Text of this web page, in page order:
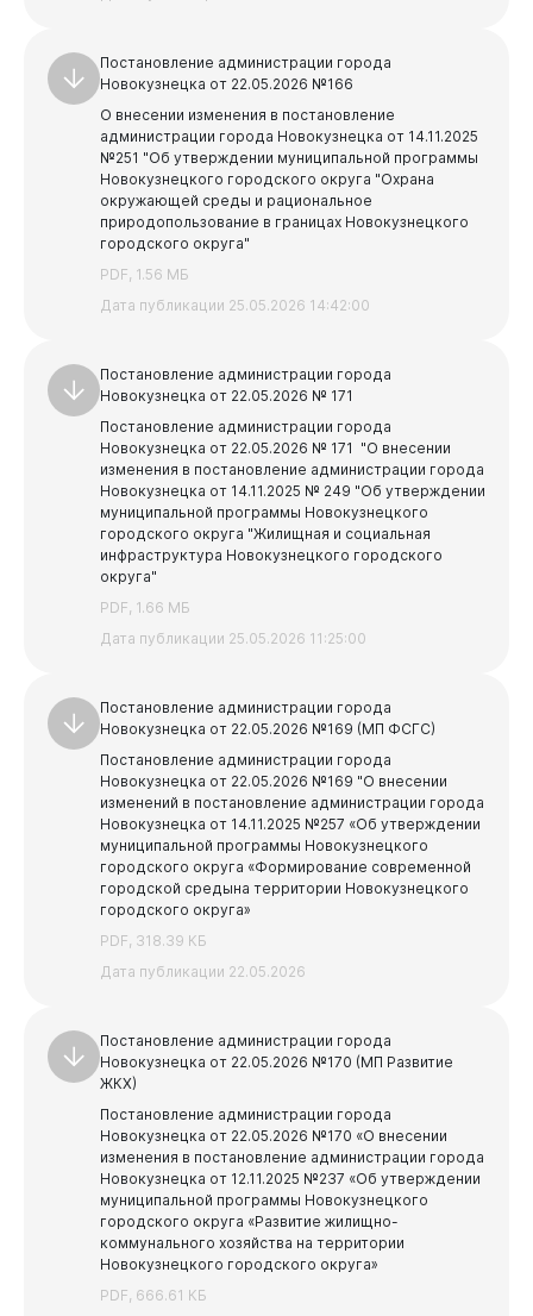
Виртуальная приемная
Постановление администрации города
Новокузнецка от 22.05.2026 №166
О внесении изменения в постановление
администрации города Новокузнецка от 14.11.2025
№251 "Об утверждении муниципальной программы
Новокузнецкого городского округа "Охрана
окружающей среды и рациональное
природопользование в границах Новокузнецкого
городского округа"
PDF, 1.56 МБ
Дата публикации 25.05.2026 14:42:00
Постановление администрации города
Новокузнецка от 22.05.2026 № 171
Постановление администрации города
Новокузнецка от 22.05.2026 № 171 "О внесении
изменения в постановление администрации города
Новокузнецка от 14.11.2025 № 249 "Об утверждении
муниципальной программы Новокузнецкого
городского округа "Жилищная и социальная
инфраструктура Новокузнецкого городского
округа"
PDF, 1.66 МБ
Дата публикации 25.05.2026 11:25:00
Постановление администрации города
Новокузнецка от 22.05.2026 №169 (МП ФСГС)
Постановление администрации города
Новокузнецка от 22.05.2026 №169 "О внесении
изменений в постановление администрации города
Новокузнецка от 14.11.2025 №257 «Об утверждении
муниципальной программы Новокузнецкого
городского округа «Формирование современной
городской средына территории Новокузнецкого
городского округа»
PDF, 318.39 КБ
Дата публикации 22.05.2026
Постановление администрации города
Новокузнецка от 22.05.2026 №170 (МП Развитие
ЖКХ)
Постановление администрации города
Новокузнецка от 22.05.2026 №170 «О внесении
изменения в постановление администрации города
Новокузнецка от 12.11.2025 №237 «Об утверждении
муниципальной программы Новокузнецкого
городского округа «Развитие жилищно-
коммунального хозяйства на территории
Новокузнецкого городского округа»
PDF, 666.61 КБ